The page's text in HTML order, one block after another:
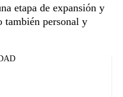
etapa de expansión y
también personal y